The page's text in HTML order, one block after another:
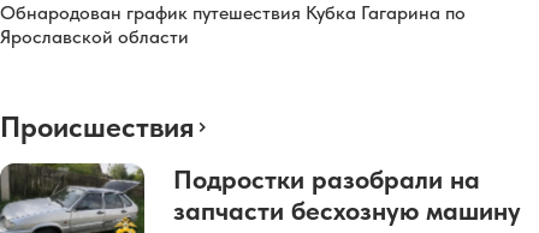
Обнародован график путешествия Кубка Гагарина по
Ярославской области
Происшествия
Подростки разобрали на
запчасти бесхозную машину